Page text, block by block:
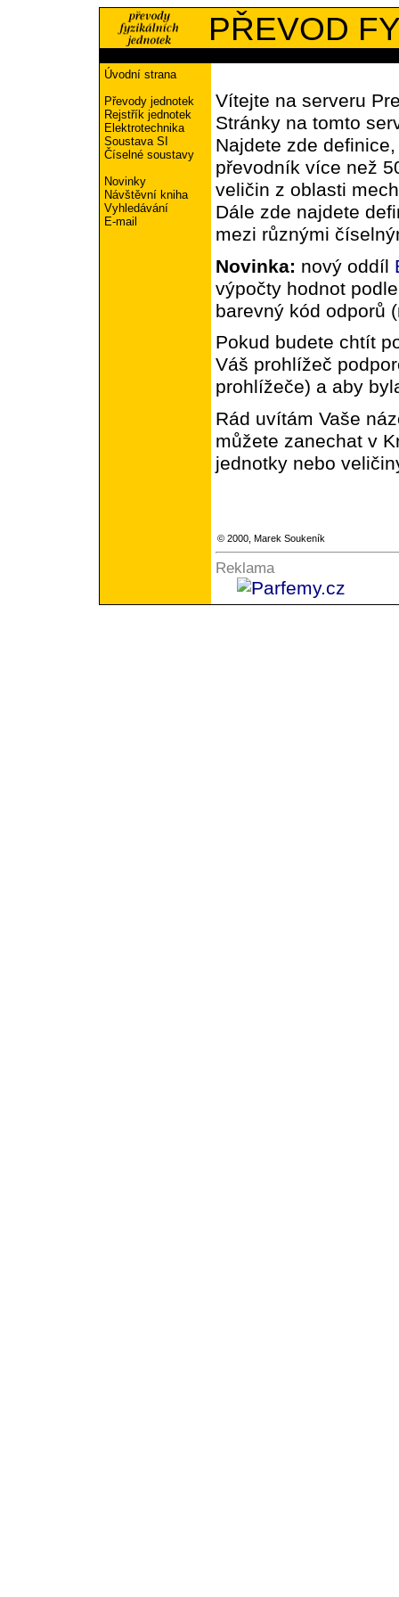
PŘEVOD
Úvodní strana
Převody jednotek
Rejstřík jednotek
Elektrotechnika
Soustava SI
Číselné soustavy
Novinky
Návštěvní kniha
Vyhledávání
E-mail
Vítejte na serveru
Stránky na tomto
Najdete zde
převodník více než
veličin z oblasti
Dále zde najdete
mezi různými
Novinka: nový oddíl
výpočty hodnot
barevný kód odporů
Pokud budete chtít
Váš prohlížeč
prohlížeče) a aby
Rád uvítám Vaše
můžete zanechat v
jednotky nebo
© 2000, Marek Soukeník
Reklama